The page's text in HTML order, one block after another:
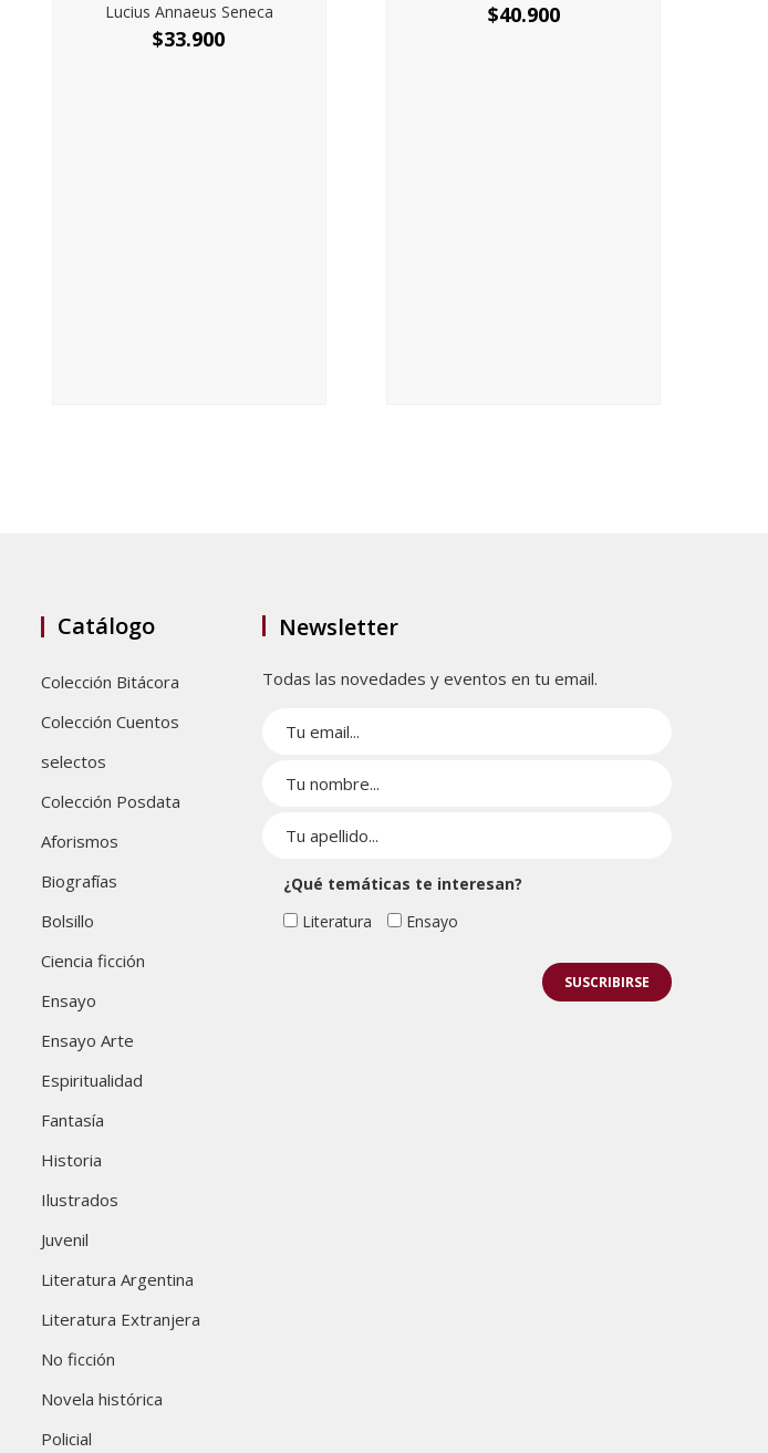
Lucius Annaeus Seneca
$33.900
$40.900
Catálogo
Colección Bitácora
Colección Cuentos
selectos
Colección Posdata
Aforismos
Biografías
Bolsillo
Ciencia ficción
Ensayo
Ensayo Arte
Espiritualidad
Fantasía
Historia
Ilustrados
Juvenil
Literatura Argentina
Literatura Extranjera
No ficción
Novela histórica
Policial
Newsletter
Todas las novedades y eventos en tu email.
¿Qué temáticas te interesan?
Literatura
Ensayo